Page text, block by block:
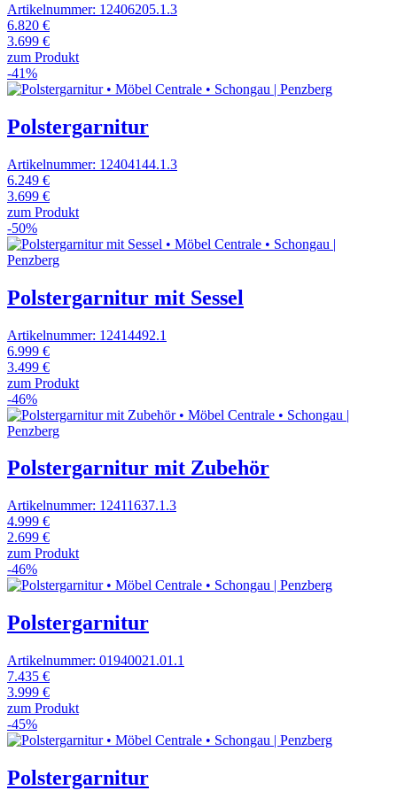
Artikelnummer: 12406205.1.3
6.820 €
3.699 €
zum Produkt
-41%
Polstergarnitur
Artikelnummer: 12404144.1.3
6.249 €
3.699 €
zum Produkt
-50%
Polstergarnitur mit Sessel
Artikelnummer: 12414492.1
6.999 €
3.499 €
zum Produkt
-46%
Polstergarnitur mit Zubehör
Artikelnummer: 12411637.1.3
4.999 €
2.699 €
zum Produkt
-46%
Polstergarnitur
Artikelnummer: 01940021.01.1
7.435 €
3.999 €
zum Produkt
-45%
Polstergarnitur